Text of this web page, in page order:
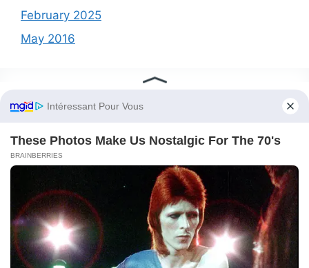
February 2025
May 2016
Categories
Uncategorized
Meta